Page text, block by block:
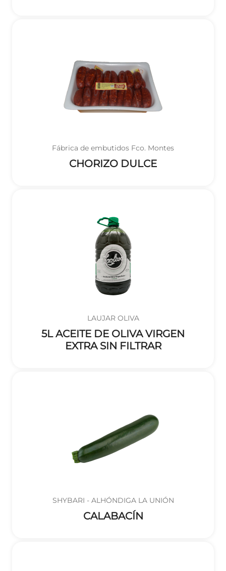
Fábrica de embutidos Fco. Montes
CHORIZO DULCE
LAUJAR OLIVA
5L ACEITE DE OLIVA VIRGEN
EXTRA SIN FILTRAR
SHYBARI - ALHÓNDIGA LA UNIÓN
CALABACÍN